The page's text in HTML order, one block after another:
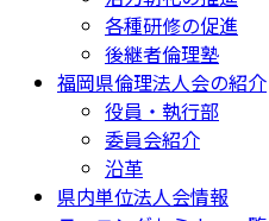
各種研修の促進
後継者倫理塾
福岡県倫理法人会の紹介
役員・執行部
委員会紹介
沿革
県内単位法人会情報